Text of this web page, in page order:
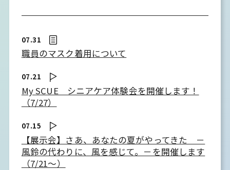
07.31
職員のマスク着用について
07.21
My SCUE シニアケア体験会を開催します！
（7/27）
07.15
【展示会】さあ、あなたの夏がやってきた －
風鈴の代わりに、風を感じて。－を開催します
（7/21～）